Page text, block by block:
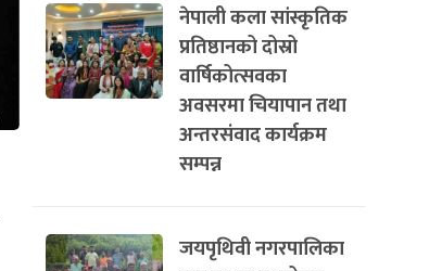
नेपाली कला सांस्कृतिक
प्रतिष्ठानको दोस्रो
वार्षिकोत्सवका
अवसरमा चियापान तथा
अन्तरसंवाद कार्यक्रम
सम्पन्न
जयपृथिवी नगरपालिका